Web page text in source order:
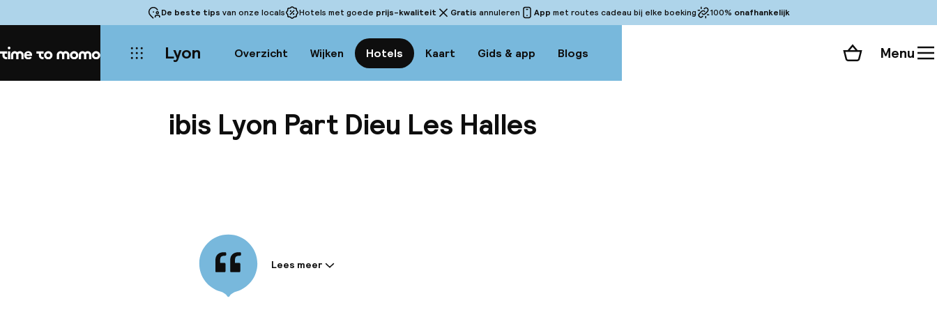
De beste tips van onze locals Hotels met goede prijs-kwaliteit Gratis annuleren App met routes cadeau bij elke boeking 100% onafhankelijk
Home Lyon Overzicht Wijken Hotels Kaart Gids & app Blogs Winkelmand
Menu
ibis Lyon Part Dieu Les Halles
Informatie gedeeld door de accommodatie:
Lees meer